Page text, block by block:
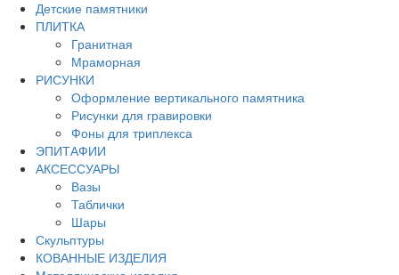
Детские памятники
ПЛИТКА
Гранитная
Мраморная
РИСУНКИ
Оформление вертикального памятника
Рисунки для гравировки
Фоны для триплекса
ЭПИТАФИИ
АКСЕССУАРЫ
Вазы
Таблички
Шары
Скульптуры
КОВАННЫЕ ИЗДЕЛИЯ